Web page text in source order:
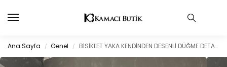
Ana Sayfa / Genel / BİSİKLET YAKA KENDİNDEN DESENLİ DÜĞME DETAYLI TAKIM ELBİSE STANDART BEDEN (S/M/L/XL) UYUMLUDUR